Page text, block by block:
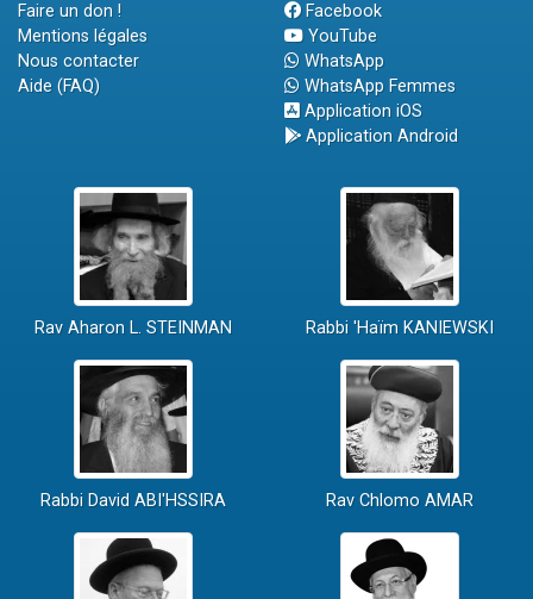
Faire un don !
Mentions légales
Nous contacter
Aide (FAQ)
Facebook
YouTube
WhatsApp
WhatsApp Femmes
Application iOS
Application Android
Rav Aharon L. STEINMAN Rabbi 'Haïm KANIEWSKI
Rabbi David ABI'HSSIRA Rav Chlomo AMAR